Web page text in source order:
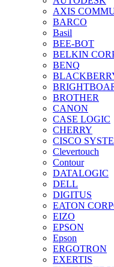
AXIS
BARCO
Basil
BEE-BOT
BELKIN
BENQ
BROTHER
CANON
CASE LOGIC
CHERRY
CISCO
Clevertouch
Contour
DATALOGIC
DELL
DIGITUS
EATON
EIZO
EPSON
Epson
ERGOTRON
EXERTIS